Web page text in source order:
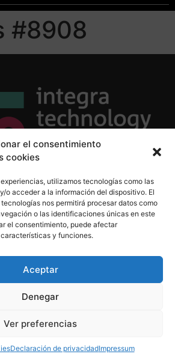
el consentimiento
cookies
utilizamos tecnologías como las
o acceder a la información del dispositivo. El
nos permitirá procesar datos como
o las identificaciones únicas en este
el consentimiento, puede afectar
y funciones.
Aceptar
Denegar
Ver preferencias
Declaración de privacidadImpressum
#8908
de Cookies
Aviso Legal
910 607 564
derechos reservados